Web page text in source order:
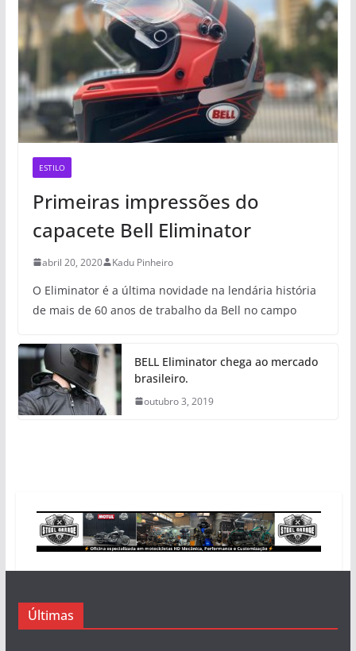
ESTILO
Primeiras impressões do
capacete Bell Eliminator
abril 20, 2020 Kadu Pinheiro
O Eliminator é a última novidade na lendária história
de mais de 60 anos de trabalho da Bell no campo
BELL Eliminator chega ao mercado
brasileiro.
outubro 3, 2019
Últimas